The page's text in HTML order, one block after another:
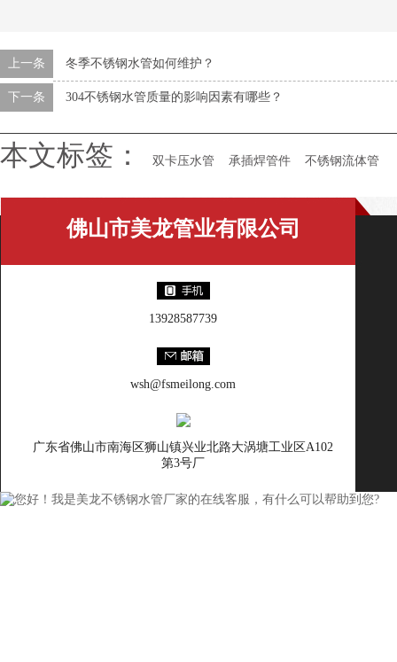
上一条 冬季不锈钢水管如何维护？
下一条 304不锈钢水管质量的影响因素有哪些？
本文标签： 双卡压水管 承插焊管件 不锈钢流体管
佛山市美龙管业有限公司
13928587739
wsh@fsmeilong.com
广东省佛山市南海区狮山镇兴业北路大涡塘工业区A102
第3号厂